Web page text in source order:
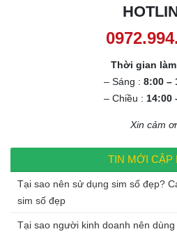
Thời gian
– Sáng : 8:00 –
– Chiều : 14:00
Xin cảm
TIN MỚI CẬP
Tại sao nên sử dụng sim số đẹp?
sim số đẹp
Tại sao người kinh doanh nên dùng